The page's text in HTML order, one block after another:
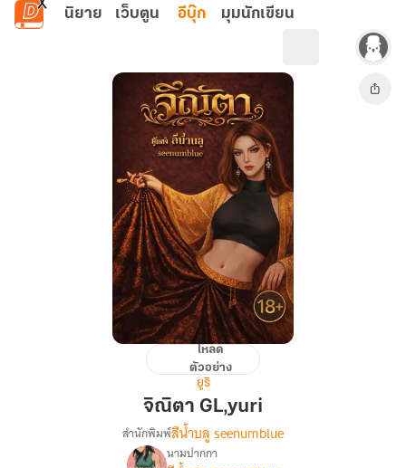
ข้ามไปยังเนื้อหาหลัก
นิยาย เว็บตูน อีบุ๊ก มุมนักเขียน
GL,yuri
โหลด
ตัวอย่าง
ยูริ
จิณิตา GL,yuri
เรื่อง
สำนักพิมพ์สีน้ำบลู seenumblue
นามปากกา